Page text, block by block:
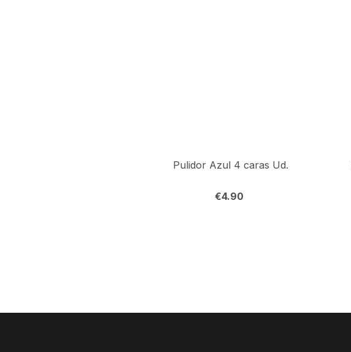
Pulidor Azul 4 caras Ud.
€4.90